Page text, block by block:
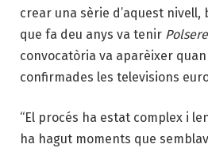
crear una sèrie d’aquest nivell,
que fa deu anys va tenir
convocatòria va aparèixer
confirmades les televisions
“El procés ha estat complex i
ha hagut moments que